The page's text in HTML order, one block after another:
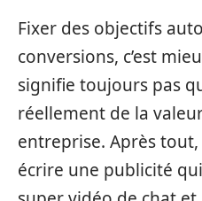
Fixer des objectifs
conversions, c’est
signifie toujours pas
réellement de la
entreprise. Après
écrire une publicité